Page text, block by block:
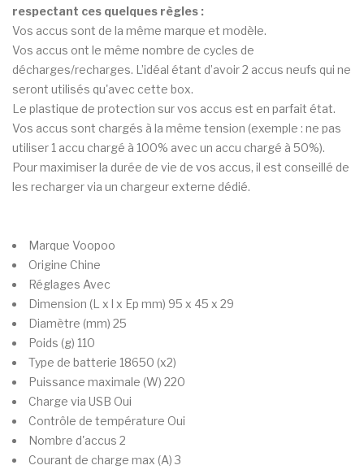
respectant ces quelques règles :
Vos accus sont de la même marque et modèle.
Vos accus ont le même nombre de cycles de
décharges/recharges. L’idéal étant d’avoir 2 accus neufs qui ne
seront utilisés qu'avec cette box.
Le plastique de protection sur vos accus est en parfait état.
Vos accus sont chargés à la même tension (exemple : ne pas
utiliser 1 accu chargé à 100% avec un accu chargé à 50%).
Pour maximiser la durée de vie de vos accus, il est conseillé de
les recharger via un chargeur externe dédié.
Marque Voopoo
Origine Chine
Réglages Avec
Dimension (L x l x Ep mm) 95 x 45 x 29
Diamètre (mm) 25
Poids (g) 110
Type de batterie 18650 (x2)
Puissance maximale (W) 220
Charge via USB Oui
Contrôle de température Oui
Nombre d'accus 2
Courant de charge max (A) 3